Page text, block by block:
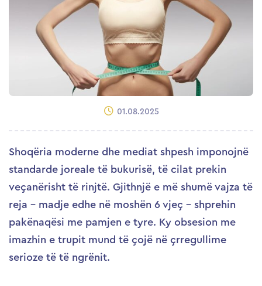
01.08.2025
Shoqëria moderne dhe mediat shpesh imponojnë
standarde joreale të bukurisë, të cilat prekin
veçanërisht të rinjtë. Gjithnjë e më shumë vajza të
reja – madje edhe në moshën 6 vjeç – shprehin
pakënaqësi me pamjen e tyre. Ky obsesion me
imazhin e trupit mund të çojë në çrregullime
serioze të të ngrënit.